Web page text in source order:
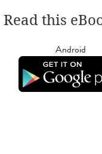
Read this
Android